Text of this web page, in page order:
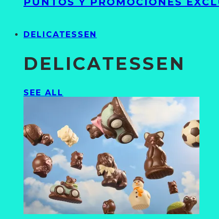
DELICATESSEN
DELICATESSEN
SEE ALL